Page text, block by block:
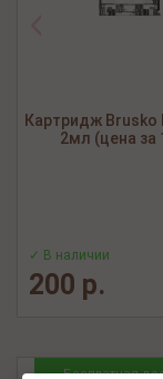
Картридж Brusko
2мл (цена за
✓ В наличии
200 р.
Бесплатная